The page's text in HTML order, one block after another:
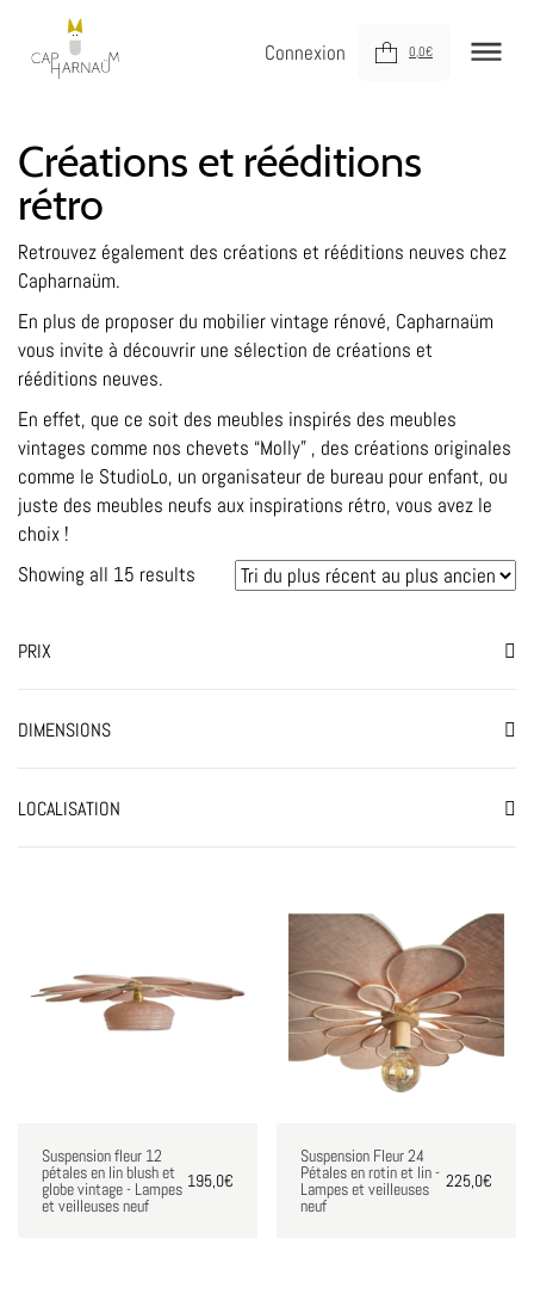
Connexion 0,0€
NOUVEAUTÉS
MEUBLER
DÉCORER
JOUER
DERNIÈRE CHANCE !
À VOTRE SERVICE
À PROPOS
Créations et rééditions
rétro
Retrouvez également des créations et rééditions neuves chez
Capharnaüm.
En plus de proposer du mobilier vintage rénové, Capharnaüm
vous invite à découvrir une sélection de créations et
rééditions neuves.
En effet, que ce soit des meubles inspirés des meubles
vintages comme nos chevets “Molly” , des créations originales
comme le StudioLo, un organisateur de bureau pour enfant, ou
juste des meubles neufs aux inspirations rétro, vous avez le
choix !
Showing all 15 results
PRIX
DIMENSIONS
LOCALISATION
Suspension fleur 12
pétales en lin blush et
globe vintage - Lampes
et veilleuses neuf
195,0€
Suspension Fleur 24
Pétales en rotin et lin -
Lampes et veilleuses
neuf
225,0€